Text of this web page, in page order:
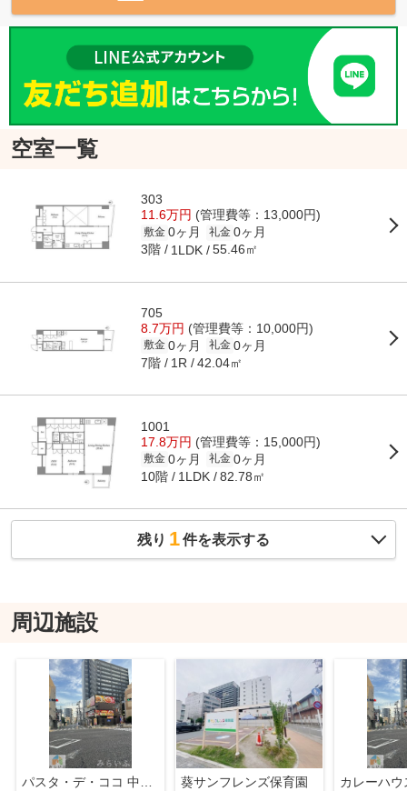
空室一覧
303
11.6万円 (管理費等：13,000円)
敷金 0ヶ月 礼金 0ヶ月
3階 1LDK 55.46㎡
705
8.7万円 (管理費等：10,000円)
敷金 0ヶ月 礼金 0ヶ月
7階 1R 42.04㎡
1001
17.8万円 (管理費等：15,000円)
敷金 0ヶ月 礼金 0ヶ月
10階 1LDK 82.78㎡
残り 1件を表示する
周辺施設
パスタ・デ・ココ 中区新栄店
葵サンフレンズ保育園